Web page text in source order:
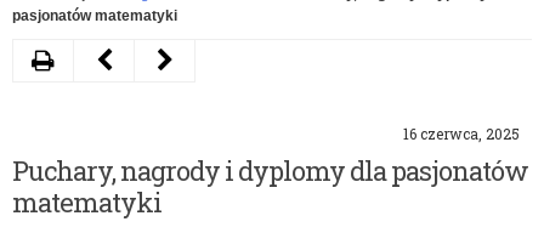
pasjonatów matematyki
16 czerwca, 2025
Puchary, nagrody i dyplomy dla pasjonatów
matematyki
DrukujNastępny
kuratora
Poprzedni
świętuje